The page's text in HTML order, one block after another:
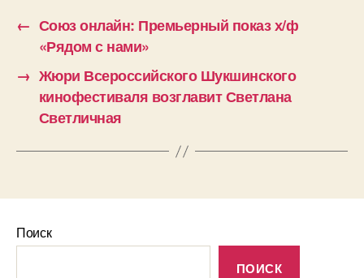
← Союз онлайн: Премьерный показ х/ф
«Рядом с нами»
→ Жюри Всероссийского Шукшинского
кинофестиваля возглавит Светлана
Светличная
Поиск
ПОИСК